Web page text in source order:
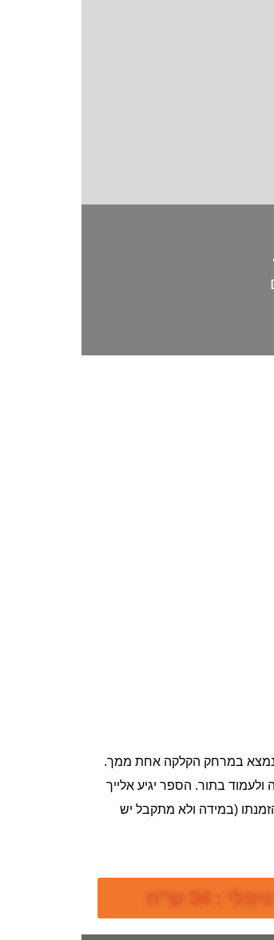
!נמצא במרחק הקלקה אחת ממך.
בתור. הספר יגיע אלייך
(במידה ולא מתקבל יש
: 34 ש"ח